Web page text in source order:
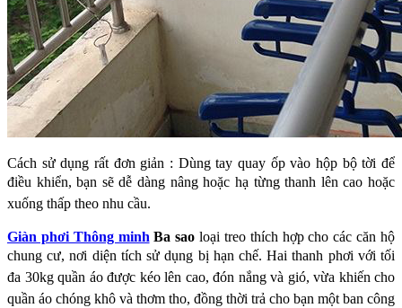
Cách sử dụng rất đơn giản : Dùng tay quay ốp vào hộp bộ tời để
điều khiển, bạn sẽdễ dàng nâng hoặc hạ từng thanh lên cao hoặc
xuống thấp theo nhu cầu.
Giàn phơi Thông minh Ba sao loại treo thích hợp cho các căn hộ
chung cư, nơi diện tích sử dụng bị hạn chế. Hai thanh phơi với tối
đa 30kg quần áo được kéo lên cao, đón nắng và gió, vừa khiến cho
quần áo chóng khô và thơm tho, đồng thời trả cho bạn một ban công